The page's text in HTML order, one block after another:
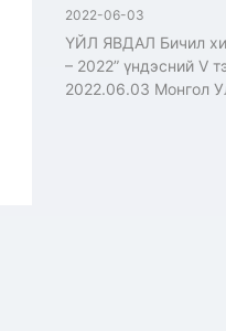
2022-06-03
ҮЙЛ ЯВДАЛ Бичил
– 2022” үндэсний V
2022.06.03 Монгол